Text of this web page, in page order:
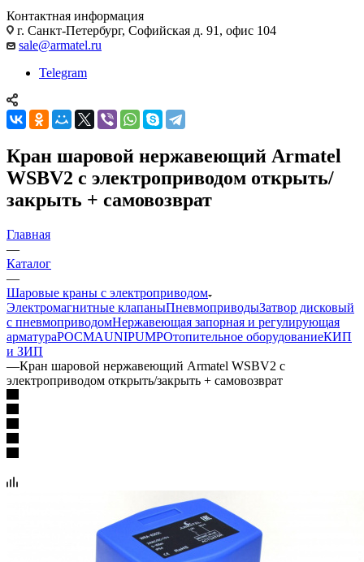
Контактная информация
г. Санкт-Петербург, Софийская д. 91, офис 104
sale@armatel.ru
Telegram
Кран шаровой нержавеющий Armatel
WSBV2 с электроприводом открыть/
закрыть + самовозврат
Главная
—
Каталог
—
Шаровые краны с электроприводом
Электромагнитные клапаныПневмоприводыЗатвор дисковый
с пневмоприводомНержавеющая запорная и регулирующая
арматураРОСМАUNIPUMPОтопительное оборудованиеКИП
и ЗИП
—Кран шаровой нержавеющий Armatel WSBV2 с
электроприводом открыть/закрыть + самовозврат